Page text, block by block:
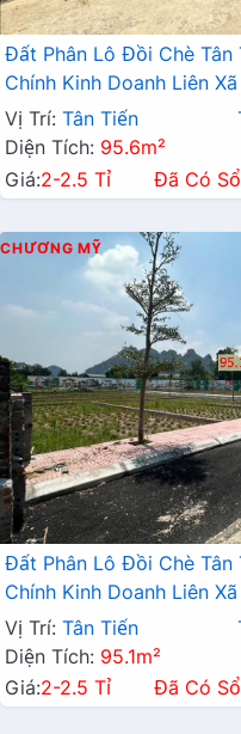
Đất Phân Lô Đồi Chè Tân
Chính Kinh Doanh Liên
Vị Trí: Tân Tiến
Diện Tích: 95.6m²
Giá:2-2.5 Tỉ Đã Có Sổ
CHƯƠNG MỸ
Đất Phân Lô Đồi Chè Tân
Chính Kinh Doanh Liên
Vị Trí: Tân Tiến
Diện Tích: 95.1m²
Giá:2-2.5 Tỉ Đã Có Sổ